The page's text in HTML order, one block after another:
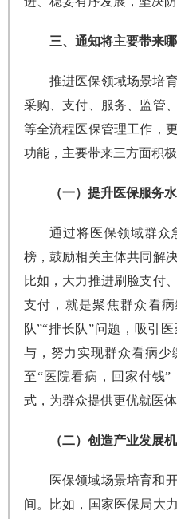
三、通知将主要带来
推进医保领域场景培
采购、支付、服务、监管
等全流程医保管理工作，
功能，主要带来三方面积极
（一）提升医保服务水
通过将医保领域群众
榜，鼓励相关主体共同解
比如，大力推进刷脸支付
支付，就是聚焦群众看
队”“排长队”问题，吸引
与，努力实现群众看病
至“医院看病，回家付钱
式，为群众提供更优就医体
（二）创造产业发展机
医保领域场景培育和
间。比如，国家医保局大